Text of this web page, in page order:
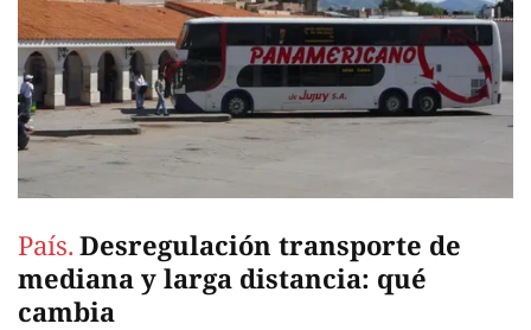
País. Desregulación transporte de
mediana y larga distancia: qué
cambia